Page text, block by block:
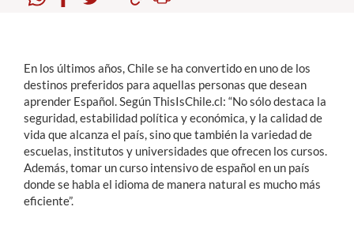
Admisión
Pregrado
Postgrado
Formación Continua
En los últimos años, Chile se ha convertido en uno de los
destinos preferidos para aquellas personas que desean
aprender Español. Según ThisIsChile.cl: “No sólo destaca la
seguridad, estabilidad política y económica, y la calidad de
vida que alcanza el país, sino que también la variedad de
escuelas, institutos y universidades que ofrecen los cursos.
Además, tomar un curso intensivo de español en un país
donde se habla el idioma de manera natural es mucho más
eficiente”.